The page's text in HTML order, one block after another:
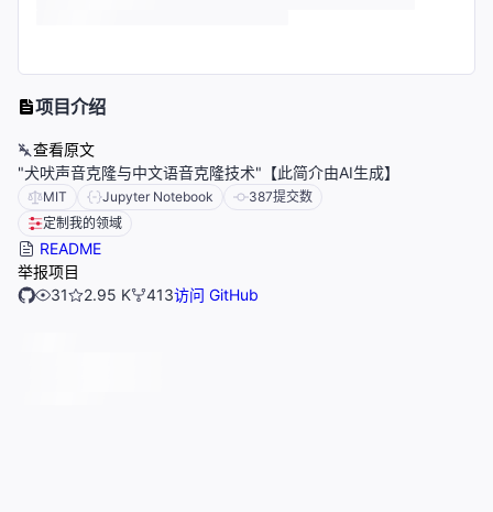
项目介绍
查看原文
"犬吠声音克隆与中文语音克隆技术"【此简介由AI生成】
MIT Jupyter Notebook 387提交数
定制我的领域
README
举报项目
31
2.95 K 413访问 GitHub